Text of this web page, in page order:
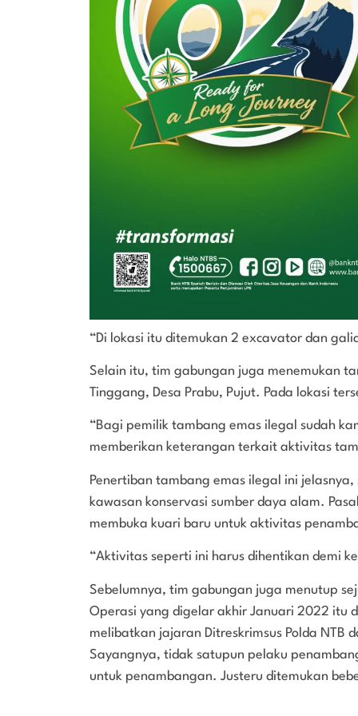
“Di lokasi itu ditemukan 2 excavator dan
Selain itu, tim gabungan juga menemukan
Tinggang, Desa Prabu, Pujut. Pada lokasi
“Bagi pemilik tambang emas ilegal sudah
memberikan keterangan terkait aktivitas
Penertiban tambang emas ilegal ini
kawasan konservasi sumber daya alam.
membuka kuari baru untuk aktivitas
“Aktivitas seperti ini harus dihentikan demi
Sebelumnya, tim gabungan juga menutup
Operasi yang digelar akhir Januari 2022 itu
melibatkan jajaran Ditreskrimsus Polda NTB
Sayangnya, tidak satupun pelaku
untuk penambangan. Justeru ditemukan